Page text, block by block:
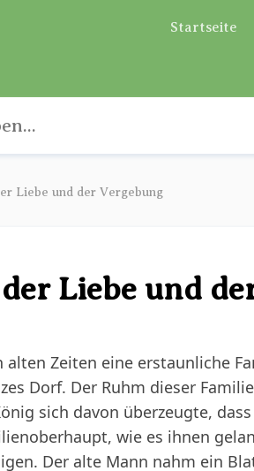
Startseite
Liebe und der Vergebung
Liebe und
alten Zeiten eine erstaunliche
Dorf. Der Ruhm dieser
sich davon überzeugte,
wie es ihnen
Der alte Mann nahm ein